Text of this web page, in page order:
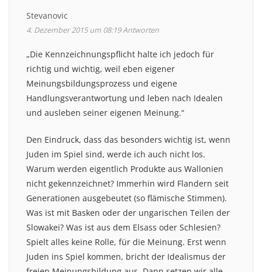
Stevanovic
4. Dezember 2015 um 08:19Antworten
„Die Kennzeichnungspflicht halte ich jedoch für
richtig und wichtig, weil eben eigener
Meinungsbildungsprozess und eigene
Handlungsverantwortung und leben nach Idealen
und ausleben seiner eigenen Meinung.“
Den Eindruck, dass das besonders wichtig ist, wenn
Juden im Spiel sind, werde ich auch nicht los.
Warum werden eigentlich Produkte aus Wallonien
nicht gekennzeichnet? Immerhin wird Flandern seit
Generationen ausgebeutet (so flämische Stimmen).
Was ist mit Basken oder der ungarischen Teilen der
Slowakei? Was ist aus dem Elsass oder Schlesien?
Spielt alles keine Rolle, für die Meinung. Erst wenn
Juden ins Spiel kommen, bricht der Idealismus der